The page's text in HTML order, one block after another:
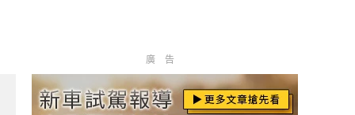
起 升級旗艦響宴三件組 《Ford Mustang》銷量多3倍
廣告